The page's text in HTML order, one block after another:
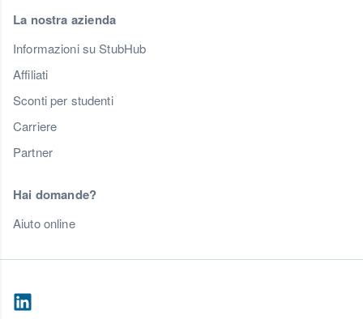
La nostra azienda
Informazioni su StubHub
Affiliati
Sconti per studenti
Carriere
Partner
Hai domande?
Aiuto online